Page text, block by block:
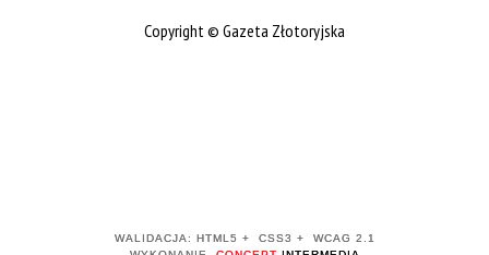
Copyright © Gazeta Złotoryjska
WALIDACJA: HTML5 + CSS3 + WCAG 2.1